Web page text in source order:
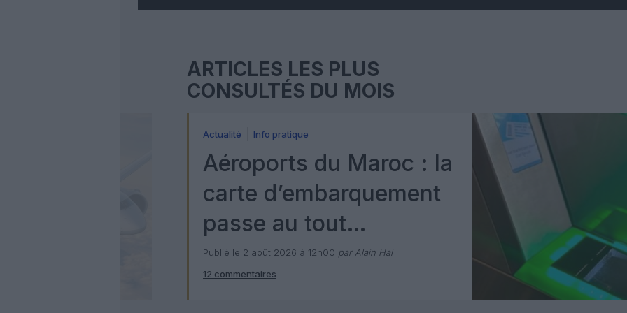
ARTICLES LES PLUS
CONSULTÉS DU MOIS
Actualité Info pratique
Aéroports du Maroc : la
carte d’embarquement
passe au tout
numérique avec Pax
Check
Publié le 2 août 2026 à 12h00 par Alain Hai
12 commentaires